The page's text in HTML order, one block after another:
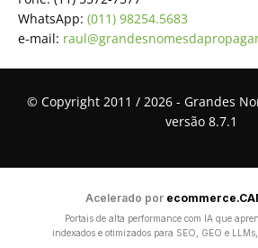
WhatsApp: (011) 98254.5683
e-mail:
© Copyright 2011 / 2026 - Grandes
versão 8.7.1
Acelerado por
Portais de alta performance com IA que
indexados e otimizados para SEO, GEO e